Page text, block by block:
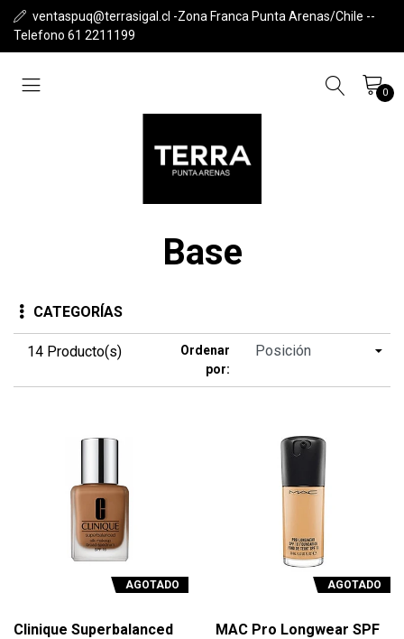
ventaspuq@terrasigal.cl -Zona Franca Punta Arenas/Chile --
Telefono 61 2211199
0
Base
CATEGORÍAS
14 Producto(s)
Ordenar
por:
AGOTADO
Clinique Superbalanced
AGOTADO
MAC Pro Longwear SPF